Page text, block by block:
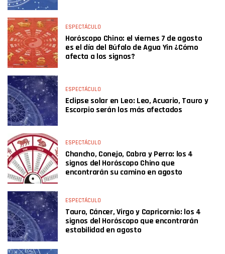
ESPECTÁCULO
Horóscopo Chino: el viernes 7 de agosto
es el día del Búfalo de Agua Yin ¿Cómo
afecta a los signos?
ESPECTÁCULO
Eclipse solar en Leo: Leo, Acuario, Tauro y
Escorpio serán los más afectados
ESPECTÁCULO
Chancho, Conejo, Cabra y Perro: los 4
signos del Horóscopo Chino que
encontrarán su camino en agosto
ESPECTÁCULO
Tauro, Cáncer, Virgo y Capricornio: los 4
signos del Horóscopo que encontrarán
estabilidad en agosto